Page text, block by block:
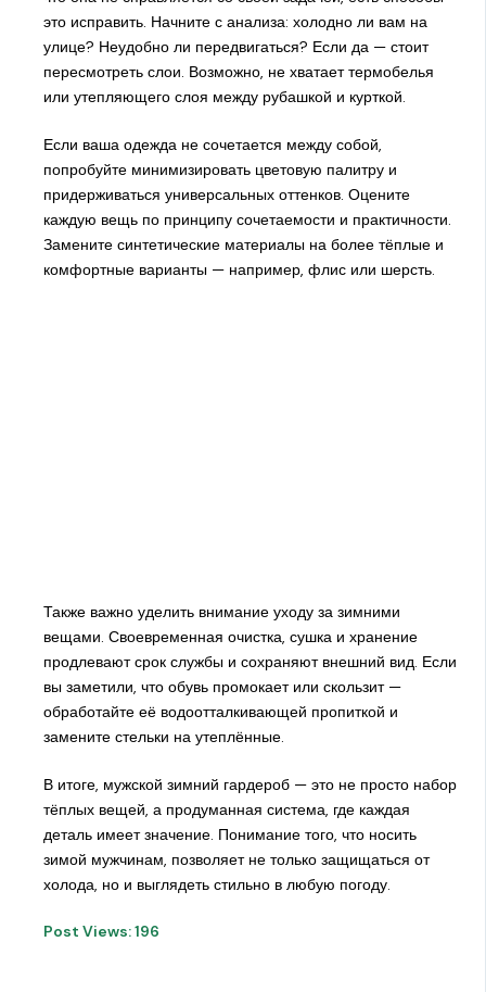
это исправить. Начните с анализа: холодно ли вам на
улице? Неудобно ли передвигаться? Если да — стоит
пересмотреть слои. Возможно, не хватает термобелья
или утепляющего слоя между рубашкой и курткой.
Если ваша одежда не сочетается между собой,
попробуйте минимизировать цветовую палитру и
придерживаться универсальных оттенков. Оцените
каждую вещь по принципу сочетаемости и практичности.
Замените синтетические материалы на более тёплые и
комфортные варианты — например, флис или шерсть.
Также важно уделить внимание уходу за зимними
вещами. Своевременная очистка, сушка и хранение
продлевают срок службы и сохраняют внешний вид. Если
вы заметили, что обувь промокает или скользит —
обработайте её водоотталкивающей пропиткой и
замените стельки на утеплённые.
В итоге, мужской зимний гардероб — это не просто набор
тёплых вещей, а продуманная система, где каждая
деталь имеет значение. Понимание того, что носить
зимой мужчинам, позволяет не только защищаться от
холода, но и выглядеть стильно в любую погоду.
Post Views:196